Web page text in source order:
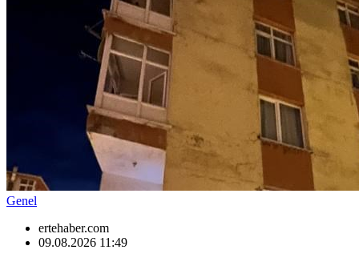
Genel
ertehaber.com
09.08.2026 11:49